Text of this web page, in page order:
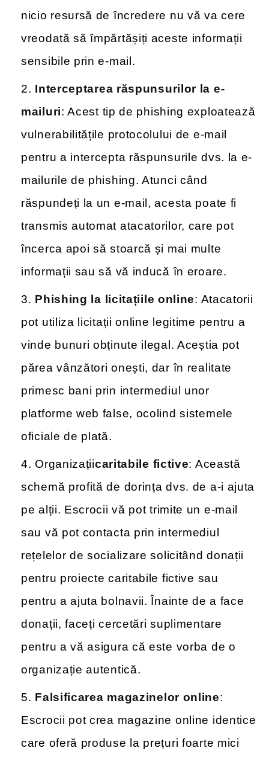
nicio resursă de încredere nu vă va cere
vreodată să împărtășiți aceste informații
sensibile prin e-mail.
Interceptarea răspunsurilor la e-
mailuri: Acest tip de phishing exploatează
vulnerabilitățile protocolului de e-mail
pentru a intercepta răspunsurile dvs. la e-
mailurile de phishing. Atunci când
răspundeți la un e-mail, acesta poate fi
transmis automat atacatorilor, care pot
încerca apoi să stoarcă și mai multe
informații sau să vă inducă în eroare.
Phishing la licitațiile online: Atacatorii
pot utiliza licitații online legitime pentru a
vinde bunuri obținute ilegal. Aceștia pot
părea vânzători onești, dar în realitate
primesc bani prin intermediul unor
platforme web false, ocolind sistemele
oficiale de plată.
Organizațiicaritabile fictive: Această
schemă profită de dorința dvs. de a-i ajuta
pe alții. Escrocii vă pot trimite un e-mail
sau vă pot contacta prin intermediul
rețelelor de socializare solicitând donații
pentru proiecte caritabile fictive sau
pentru a ajuta bolnavii. Înainte de a face
donații, faceți cercetări suplimentare
pentru a vă asigura că este vorba de o
organizație autentică.
Falsificarea magazinelor online:
Escrocii pot crea magazine online identice
care oferă produse la prețuri foarte mici